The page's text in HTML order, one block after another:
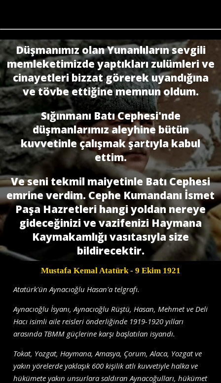
Düşmanımız olan Yunanlıların sevgili
memleketimizde yaptıkları zulümleri ve
cinayetleri bizzat görerek uyandığına
ve tövbe ettiğine memnun oldum.
Sığınmanı Batı Cephesi'nde
düşmanlarımız aleyhine bütün
kuvvetinle çalışmak şartıyla kabul
ettim.
Ve seni tekmil maiyetinle Batı Cephesi
emrine verdim. Cephe Kumandanı İsmet
Paşa Hazretleri hangi yoldan nereye
gideceğinizi ve vazifenizi Haymana
Kaymakamlığı vasıtasıyla size
bildirecektir.
Mustafa Kemal Atatürk- 9 Ekim 1921
Atatürk'ün Aynacıoğlu Hasan'a telgrafı.
Aynacıoğlu İsyanı, Aynacıoğlu Rüştü, Hasan, Mehmet ve Deli
Hacı isimli aile reisleri önderliğinde 1919-1920 yılları
arasında TBMM güçlerine karşı başlatılan isyandı.
Tokat, Yozgat, Haymana, Amasya, Çorum, Alaca, Yozgat ve
yakın yörelerde yaklaşık 600 kişilik atlı kuvvetiyle halka ve
hükümete yakın unsurlara saldıran Aynacoğulları, hükümet